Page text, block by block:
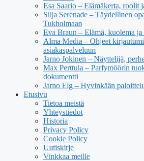
Esa Saario – Elämäkerta, roolit
Silja Serenade – Täydellinen
Tukholmaan
Eva Braun – Elämä, kuolema
Alma Media – Ohjeet
asiakaspalveluun
Jarno Jokinen – Näyttelijä,
Max Perttula – Parfymöörin
dokumentti
Jarno Elg – Hyvinkään
Etusivu
Tietoa meistä
Yhteystiedot
Historia
Privacy Policy
Cookie Policy
Uutiskirje
Vinkkaa meille